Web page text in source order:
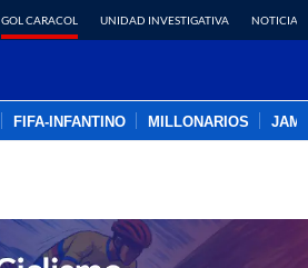
GOL CARACOL UNIDAD INVESTIGATIVA NOTICIAS
FIFA-INFANTINO MILLONARIOS